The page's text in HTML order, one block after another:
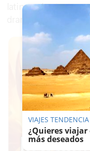
latino y dos textos
dramático y otro
VIAJES
¿Quieres viajar
más deseados